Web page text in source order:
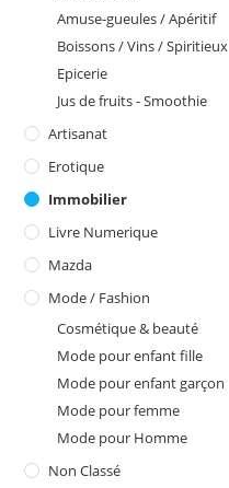
Amuse-gueules / Apéritif
Boissons / Vins / Spiritieux
Epicerie
Jus de fruits - Smoothie
Artisanat
Erotique
Immobilier
Livre Numerique
Mazda
Mode / Fashion
Cosmétique & beauté
Mode pour enfant fille
Mode pour enfant garçon
Mode pour femme
Mode pour Homme
Non Classé